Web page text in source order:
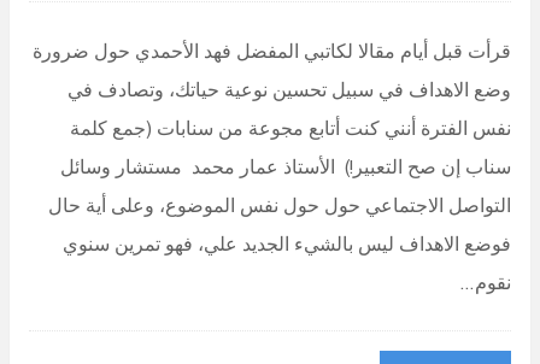
قرأت قبل أيام مقالا لكاتبي المفضل فهد الأحمدي حول ضرورة
وضع الاهداف في سبيل تحسين نوعية حياتك، وتصادف في
نفس الفترة أنني كنت أتابع مجوعة من سنابات (جمع كلمة
سناب إن صح التعبير!) الأستاذ عمار محمد مستشار وسائل
التواصل الاجتماعي حول حول نفس الموضوع، وعلى أية حال
فوضع الاهداف ليس بالشيء الجديد علي، فهو تمرين سنوي
نقوم…